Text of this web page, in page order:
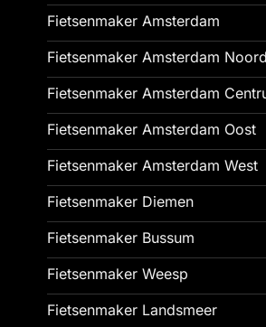
Fietsenmaker Amsterdam
Fietsenmaker Amsterdam Noord
Fietsenmaker Amsterdam
Fietsenmaker Amsterdam Oost
Fietsenmaker Amsterdam West
Fietsenmaker Diemen
Fietsenmaker Bussum
Fietsenmaker Weesp
Fietsenmaker Landsmeer